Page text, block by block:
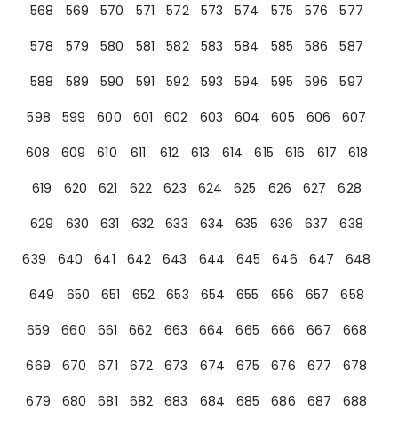
568
569 570 571 572 573 574 575 576
577
578
579 580 581 582 583 584 585 586
587
588
589 590 591 592 593 594 595 596
597
598
599 600 601 602 603 604 605 606
607
608
609 610 611 612 613 614 615 616 617
618
619
620 621 622 623 624 625 626 627
628
629
630 631 632 633 634 635 636 637
638
639
640 641 642 643 644 645 646 647
648
649
650 651 652 653 654 655 656 657
658
659
660 661 662 663 664 665 666 667
668
669
670 671 672 673 674 675 676 677
678
679
680 681 682 683 684 685 686 687
688